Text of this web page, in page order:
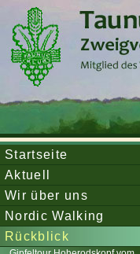
Startseite
Aktuell
Wir über uns
Nordic Walking
Rückblick